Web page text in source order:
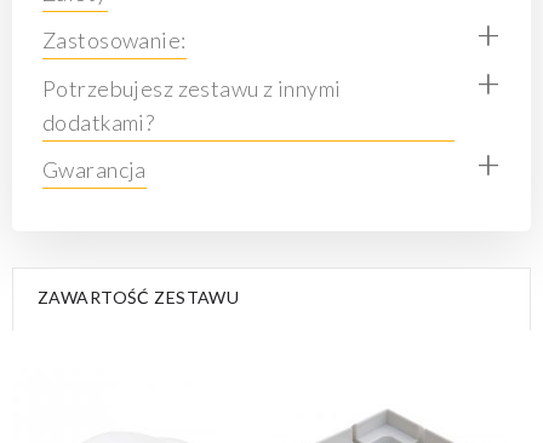
Zastosowanie: +
Potrzebujesz zestawu z innymi
dodatkami?
+
Gwarancja +
ZAWARTOŚĆ ZESTAWU